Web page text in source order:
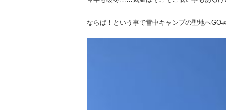
ならば！という事で雪中キャンプの聖地へ